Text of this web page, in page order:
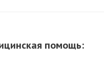
помощь: